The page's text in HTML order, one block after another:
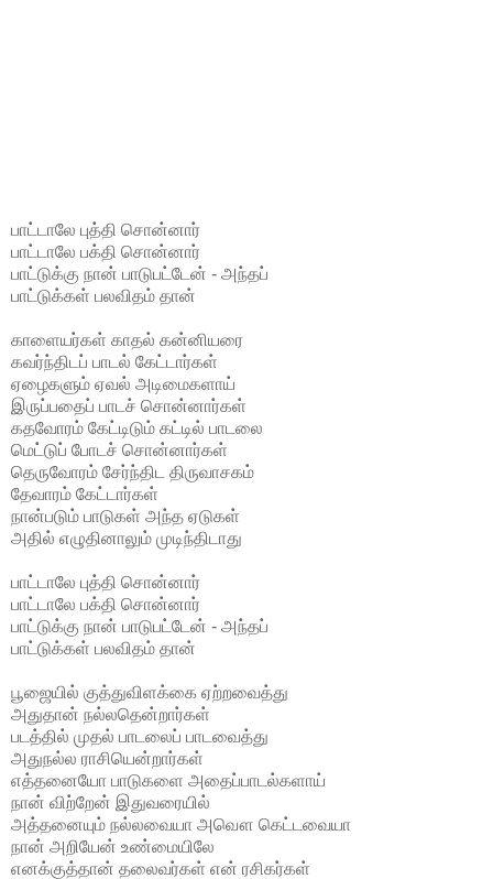
பாட்டாலே புத்தி சொன்னார்
பாட்டாலே பக்தி சொன்னார்
பாட்டுக்கு நான் பாடுபட்டேன் - அந்தப்
பாட்டுக்கள் பலவிதம் தான்
காளையர்கள் காதல் கன்னியரை
கவர்ந்திடப் பாடல் கேட்டார்கள்
ஏழைகளும் ஏவல் அடிமைகளாய்
இருப்பதைப் பாடச் சொன்னார்கள்
கதவோரம் கேட்டிடும் கட்டில் பாடலை
மெட்டுப் போடச் சொன்னார்கள்
தெருவோரம் சேர்ந்திட திருவாசகம்
தேவாரம் கேட்டார்கள்
நான்படும் பாடுகள் அந்த ஏடுகள்
அதில் எழுதினாலும் முடிந்திடாது
பாட்டாலே புத்தி சொன்னார்
பாட்டாலே பக்தி சொன்னார்
பாட்டுக்கு நான் பாடுபட்டேன் - அந்தப்
பாட்டுக்கள் பலவிதம் தான்
பூஜையில் குத்துவிளக்கை ஏற்றவைத்து
அதுதான் நல்லதென்றார்கள்
படத்தில் முதல் பாடலைப் பாடவைத்து
அதுநல்ல ராசியென்றார்கள்
எத்தனையோ பாடுகளை அதைப்பாடல்களாய்
நான் விற்றேன் இதுவரையில்
அத்தனையும் நல்லவையா அவௌ கெட்டவையா
நான் அறியேன் உண்மையிலே
எனக்குத்தான் தலைவர்கள் என் ரசிகர்கள்